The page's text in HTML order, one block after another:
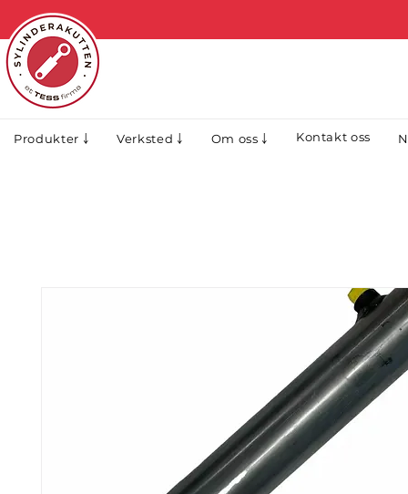
Produkter ￬ Verksted ￬ Om oss ￬ Kontakt oss